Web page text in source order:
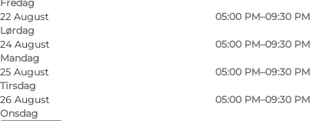
Fredag
22 August
Lørdag
05:00 PM–09:30 PM
24 August
Mandag
05:00 PM–09:30 PM
25 August
Tirsdag
05:00 PM–09:30 PM
26 August
Onsdag
05:00 PM–09:30 PM
Brasseriet ligger på gammel æbleplantagejord,
og derfor er det helt naturligt at have særligt